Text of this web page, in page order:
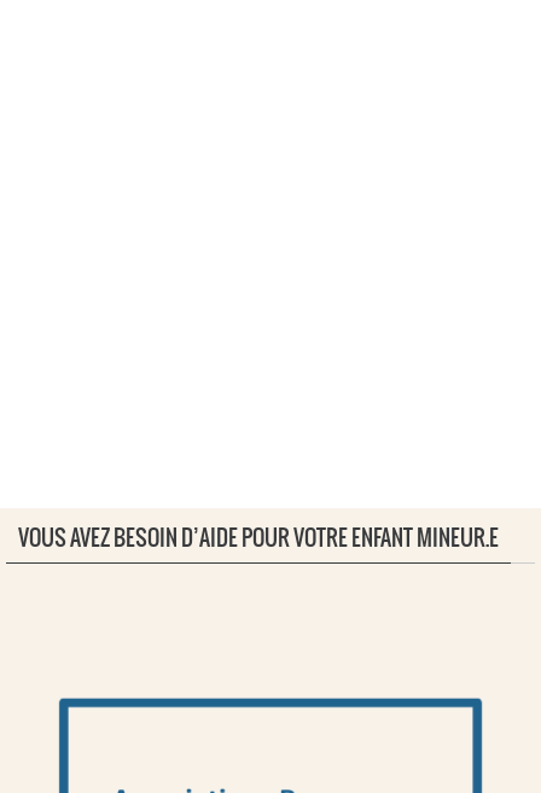
VOUS AVEZ BESOIN D’AIDE POUR VOTRE ENFANT MINEUR.E